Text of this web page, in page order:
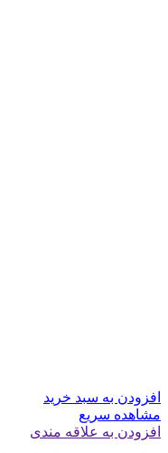
افزودن به سبد خرید
مشاهده سریع
افزودن به علاقه مندی